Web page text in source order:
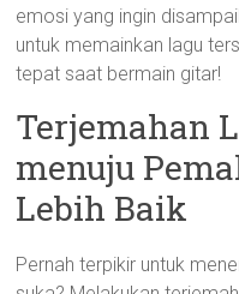
emosi yang ingin
untuk memainkan lagu
tepat saat bermain gitar!
Terjemahan
menuju
Lebih Baik
Pernah terpikir untuk